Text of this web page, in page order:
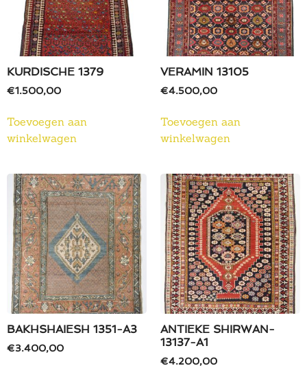
KURDISCHE 1379
€1.500,00
Toevoegen aan
winkelwagen
VERAMIN 13105
€4.500,00
Toevoegen aan
winkelwagen
BAKHSHAIESH 1351-A3
€3.400,00
ANTIEKE SHIRWAN-
13137-A1
€4.200,00